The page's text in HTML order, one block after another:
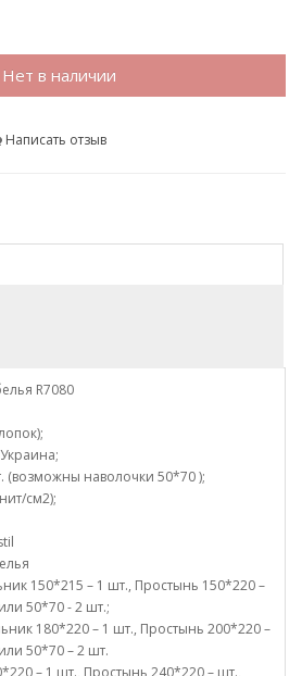
Нет в наличии
Написать отзыв
R7080
(возможны наволочки 50*70 );
см2);
150*215 – 1 шт., Простынь 150*220 –
50*70 - 2 шт.;
180*220 – 1 шт., Простынь 200*220 –
50*70 – 2 шт.
– 1 шт., Простынь 240*220 – шт.,